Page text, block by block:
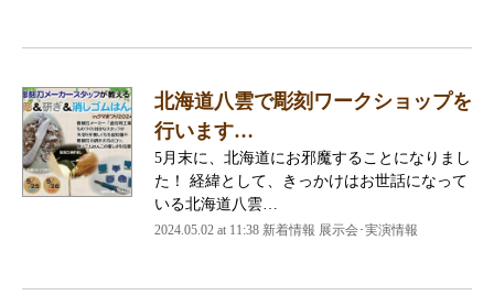
北海道八雲で彫刻ワークショップを
行います…
5月末に、北海道にお邪魔することになりまし
た！ 経緯として、きっかけはお世話になって
いる北海道八雲…
2024.05.02 at 11:38 新着情報 展示会･実演情報